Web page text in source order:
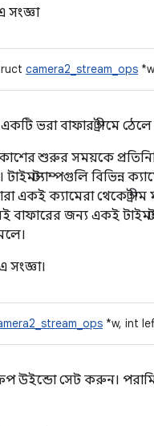
সংজ্ঞা
camera2_stream_ops
ভরা বাফার স্ট্রীমে ঠেলে
প্রকাশের শুরুর সময়কে
বিভিন্ন
একই ক্যামেরা থেকে
সেই বাফারের জন্য একই
সংজ্ঞা।
*w, int
উইন্ডো সেট করুন।